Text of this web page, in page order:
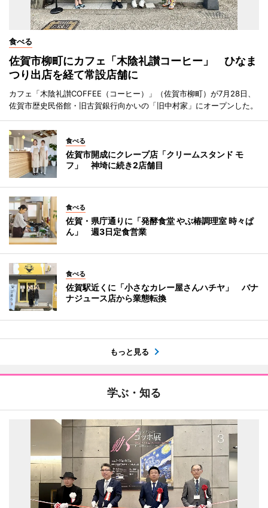
食べる
佐賀市柳町にカフェ「木陰礼讃コーヒー」 ひなま
つり出店を経て常設店舗に
カフェ「木陰礼讃COFFEE（コーヒー）」（佐賀市柳町）が7月28日、
佐賀市歴史民俗館・旧古賀銀行向かいの「旧中村家」にオープンした。
食べる
佐賀市開成にクレープ店「クリームスタンド モ
フ」 神埼に続き2店舗目
食べる
佐賀・県庁通りに「発酵食堂 やぶ椿調理室 時々ぱ
ん」 週3日定食営業
食べる
佐賀駅近くに「小さなカレー屋さんハチヤ」 バナ
ナジュース店から業態転換
もっと見る
学ぶ・知る